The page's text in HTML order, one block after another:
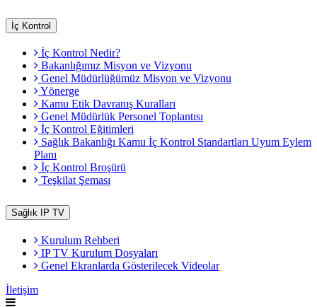
İç Kontrol
İç Kontrol Nedir?
Bakanlığımız Misyon ve Vizyonu
Genel Müdürlüğümüz Misyon ve Vizyonu
Yönerge
Kamu Etik Davranış Kuralları
Genel Müdürlük Personel Toplantısı
İç Kontrol Eğitimleri
Sağlık Bakanlığı Kamu İç Kontrol Standartları Uyum Eylem
Planı
İç Kontrol Broşürü
Teşkilat Şeması
Sağlık IP TV
Kurulum Rehberi
IP TV Kurulum Dosyaları
Genel Ekranlarda Gösterilecek Videolar
İletişim